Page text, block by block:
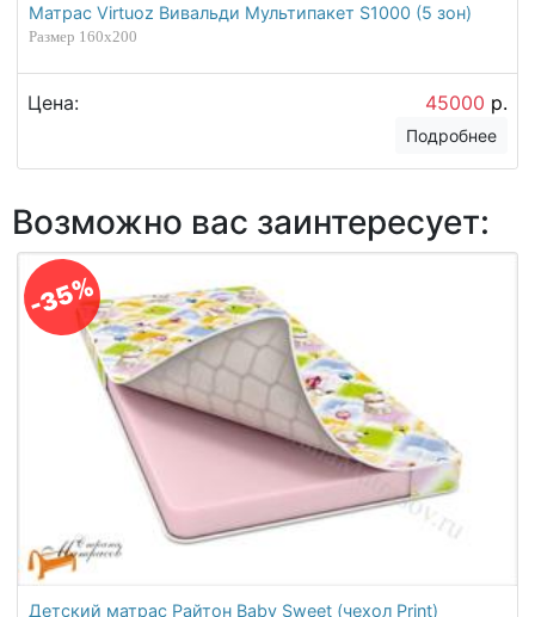
Матрас Virtuoz Вивальди Мультипакет S1000 (5 зон)
Размер 160х200
Цена: 45000 р.
Подробнее
Возможно вас заинтересует:
-35%
Детский матрас Райтон Baby Sweet (чехол Print)